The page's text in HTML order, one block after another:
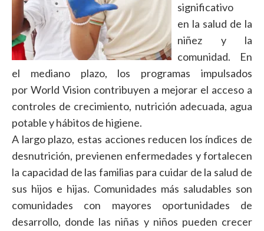
significativo
en la salud de la
niñez y la
comunidad. En
el mediano plazo, los programas impulsados
por World Vision contribuyen a mejorar el acceso a
controles de crecimiento, nutrición adecuada, agua
potable y hábitos de higiene.
A largo plazo, estas acciones reducen los índices de
desnutrición, previenen enfermedades y fortalecen
la capacidad de las familias para cuidar de la salud de
sus hijos e hijas. Comunidades más saludables son
comunidades con mayores oportunidades de
desarrollo, donde las niñas y niños pueden crecer